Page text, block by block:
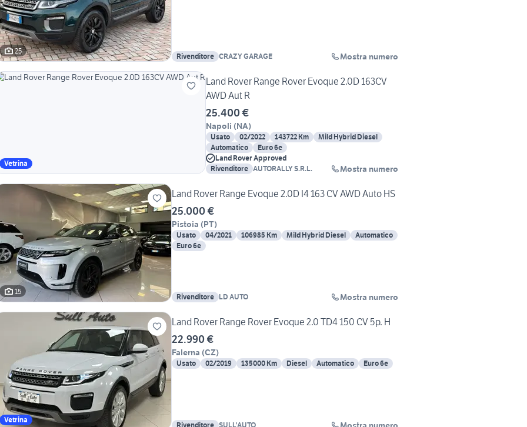
25
Rivenditore CRAZY GARAGE Mostra numero
Vetrina
Land Rover Range Rover Evoque 2.0D 163CV
AWD Aut R
25.400 €
Napoli (NA)
Usato 02/2022 143722 Km
Mild Hybrid Diesel
Automatico
Euro 6e
Land Rover Approved
Rivenditore AUTORALLY S.R.L. Mostra numero
15
Land Rover Range Evoque 2.0D I4 163 CV AWD Auto HS
25.000 €
Pistoia (PT)
Usato 04/2021 106985 Km Mild Hybrid Diesel
Automatico
Euro 6e
Rivenditore LD AUTO Mostra numero
Vetrina
Land Rover Range Rover Evoque 2.0 TD4 150 CV 5p. H
22.990 €
Falerna (CZ)
Usato 02/2019 135000 Km Diesel Automatico Euro 6e
Rivenditore SULL'AUTO